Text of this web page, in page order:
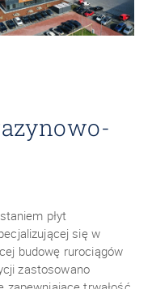
płyt
się w
budowę rurociągów
zastosowano